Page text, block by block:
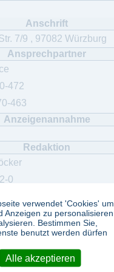
7/9 , 97082 Würzburg
472
463
0
Abo kündigen
verwendet 'Cookies' um
Anzeigen zu personalisieren
Bestimmen Sie,
benutzt werden dürfen
Alle akzeptieren